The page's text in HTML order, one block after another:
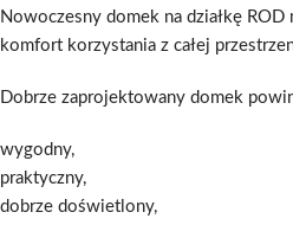
Nowoczesny domek na działkę
komfort korzystania z całej
Dobrze zaprojektowany domek
wygodny,
praktyczny,
dobrze doświetlony,